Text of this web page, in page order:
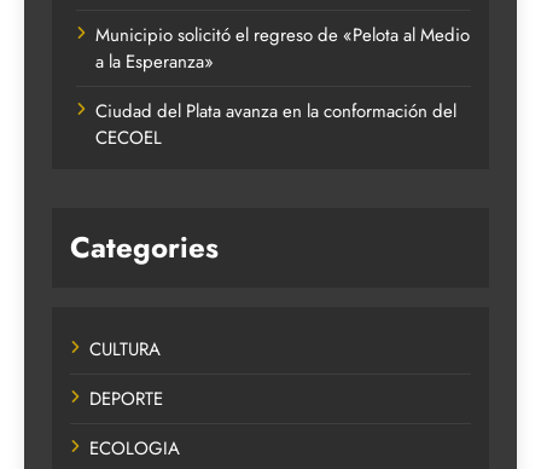
Municipio solicitó el regreso de «Pelota al Medio
a la Esperanza»
Ciudad del Plata avanza en la conformación del
CECOEL
Categories
CULTURA
DEPORTE
ECOLOGIA